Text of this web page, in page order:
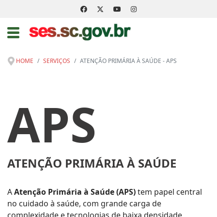
HOME SERVIÇOS ATENÇÃO PRIMÁRIA À SAÚDE - APS
APS
ATENÇÃO PRIMÁRIA À SAÚDE
AAtenção Primária à Saúde (APS)tem papel central
no cuidado à saúde, com grande carga de